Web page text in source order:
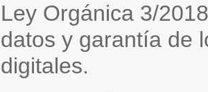
Ley Orgánica 3/
datos y garantía de
digitales.